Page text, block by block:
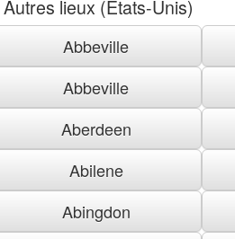
Autres lieux (Etats-Unis)
Abbeville
Abbeville
Aberdeen
Abilene
Abingdon